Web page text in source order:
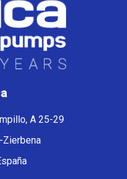
A 25-29
Zierbena